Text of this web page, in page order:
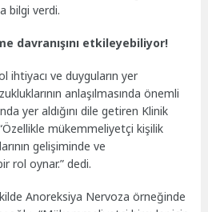
bilgi verdi.
davranışını etkileyebiliyor!
ve duyguların yer
anlaşılmasında önemli
yer aldığını dile getiren Klinik
mükemmeliyetçi kişilik
gelişiminde ve
rol oynar.” dedi.
Anoreksiya Nervoza örneğinde